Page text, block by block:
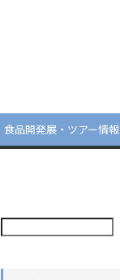
食品開発展・ツアー情報